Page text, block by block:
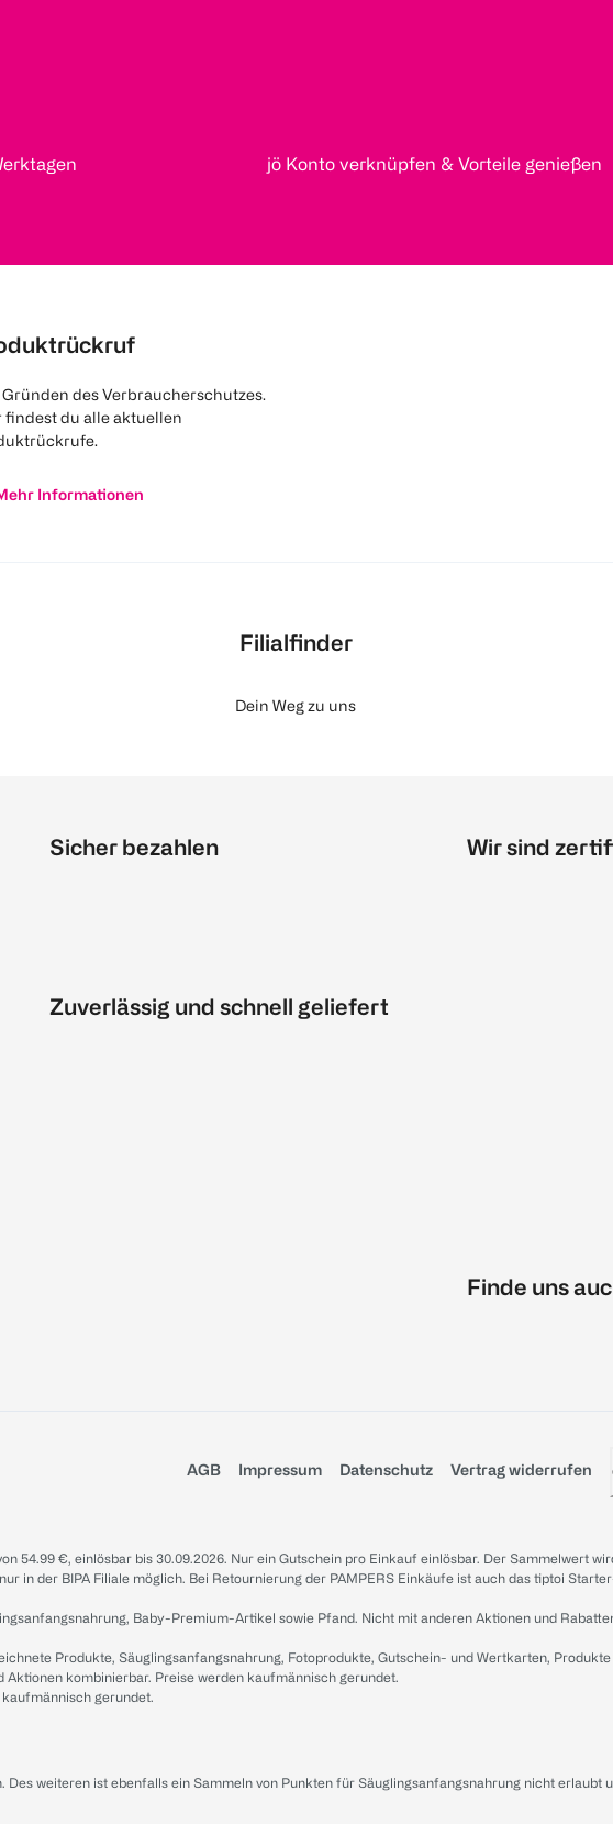
jö Konto verknüpfen & Vorteile genießen
Gründen des Verbraucherschutzes.
findest du alle aktuellen
Informationen
Filialfinder
Dein Weg zu uns
Sicher bezahlen
Zuverlässig und schnell geliefert
Wir sind
Finde uns
AGB Impressum Datenschutz Vertrag widerrufen
54.99 €, einlösbar bis 30.09.2026. Nur ein Gutschein pro Einkauf einlösbar. Der Sammelwert
in der BIPA Filiale möglich. Bei Retournierung der PAMPERS Einkäufe ist auch das tiptoi
Baby-Premium-Artikel sowie Pfand. Nicht mit anderen Aktionen und
Produkte, Säuglingsanfangsnahrung, Fotoprodukte, Gutschein- und Wertkarten,
Aktionen kombinierbar. Preise werden kaufmännisch gerundet.
gerundet.
weiteren ist ebenfalls ein Sammeln von Punkten für Säuglingsanfangsnahrung nicht erlaubt